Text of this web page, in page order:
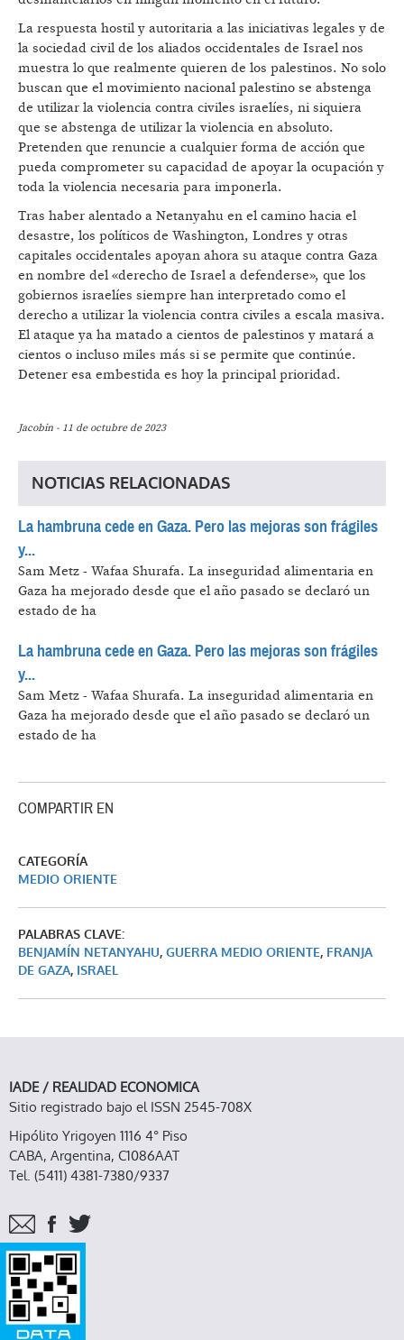
La respuesta hostil y autoritaria a las iniciativas legales y de
la sociedad civil de los aliados occidentales de Israel nos
muestra lo que realmente quieren de los palestinos. No solo
buscan que el movimiento nacional palestino se abstenga
de utilizar la violencia contra civiles israelíes, ni siquiera
que se abstenga de utilizar la violencia en absoluto.
Pretenden que renuncie a cualquier forma de acción que
pueda comprometer su capacidad de apoyar la ocupación y
toda la violencia necesaria para imponerla.
Tras haber alentado a Netanyahu en el camino hacia el
desastre, los políticos de Washington, Londres y otras
capitales occidentales apoyan ahora su ataque contra Gaza
en nombre del «derecho de Israel a defenderse», que los
gobiernos israelíes siempre han interpretado como el
derecho a utilizar la violencia contra civiles a escala masiva.
El ataque ya ha matado a cientos de palestinos y matará a
cientos o incluso miles más si se permite que continúe.
Detener esa embestida es hoy la principal prioridad.
Jacobin - 11 de octubre de 2023
NOTICIAS RELACIONADAS
La hambruna cede en Gaza. Pero las mejoras son frágiles
y...
Sam Metz - Wafaa Shurafa. La inseguridad alimentaria en
Gaza ha mejorado desde que el año pasado se declaró un
estado de ha
La hambruna cede en Gaza. Pero las mejoras son frágiles
y...
Sam Metz - Wafaa Shurafa. La inseguridad alimentaria en
Gaza ha mejorado desde que el año pasado se declaró un
estado de ha
COMPARTIR EN
CATEGORÍA
MEDIO ORIENTE
PALABRAS CLAVE:
BENJAMÍN NETANYAHU, GUERRA MEDIO ORIENTE, FRANJA
DE GAZA, ISRAEL
IADE / REALIDAD ECONOMICA
Sitio registrado bajo el ISSN 2545-708X
Hipólito Yrigoyen 1116 4° Piso
CABA, Argentina, C1086AAT
Tel. (5411) 4381-7380/9337